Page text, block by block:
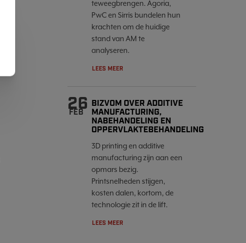
teweegbrengen. Agoria,
PwC en Sirris bundelen hun
krachten om de huidige
stand van AM te
analyseren.
LEES MEER
26
FEB
BIZVOM OVER ADDITIVE
MANUFACTURING,
NABEHANDELING EN
OPPERVLAKTEBEHANDELING
3D printing en additive
manufacturing zijn aan een
opmars bezig.
Printsnelheden stijgen,
kosten dalen, kortom, de
technologie zit in de lift.
LEES MEER